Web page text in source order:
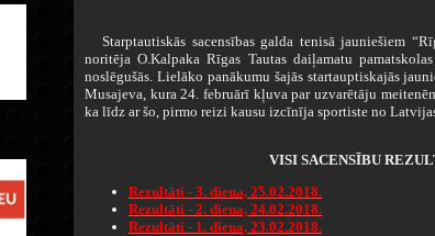
Starptautiskās sacensības galda tenisā jauniešiem
noritējaO.Kalpaka Rīgas Tautas daiļamatu
noslēgušās. Lielāko panākumu šajās startauptiskajās
Musajeva, kura 24. februārī kļuva par uzvarētāju
ka līdz ar šo, pirmo reizi kausu izcīnīja sportiste no
VISI SACENSĪBU
Rezultāti - 3. diena, 25.02.2018.
Rezultāti - 2. diena, 24.02.2018.
Rezultāti - 1. diena, 23.02.2018.